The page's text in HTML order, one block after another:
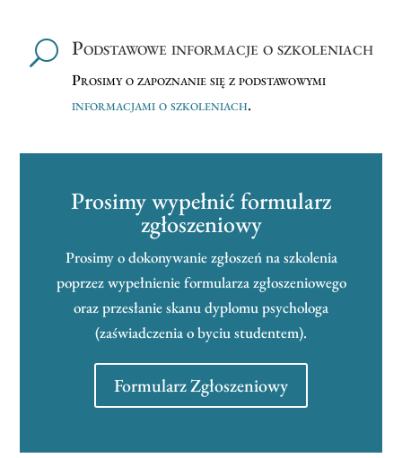
U Podstawowe informacje o szkoleniach
Prosimy o zapoznanie się z podstawowymi
informacjami o szkoleniach.
Prosimy wypełnić formularz
zgłoszeniowy
Prosimy o dokonywanie zgłoszeń na szkolenia
poprzez wypełnienie formularza zgłoszeniowego
oraz przesłanie skanu dyplomu psychologa
(zaświadczenia o byciu studentem).
Formularz Zgłoszeniowy